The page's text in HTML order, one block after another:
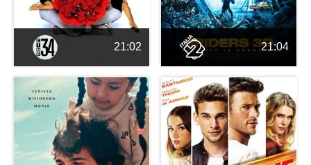
21:02 21:04